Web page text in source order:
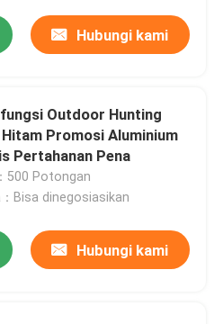
Hubungi kami
Outdoor Hunting
Hitam Promosi Aluminium
Pertahanan Pena
500 Potongan
Bisa dinegosiasikan
Hubungi kami